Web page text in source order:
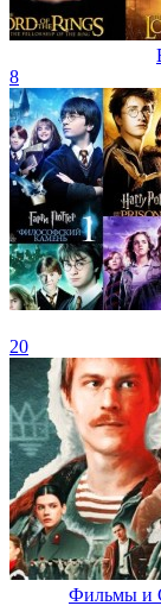
8
20
Фильмы и